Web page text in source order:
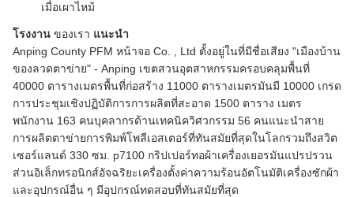
เมื่อเผาไหม้
โรงงาน ของเรา แนะนำ
Anping County PFM หน้าจอ Co. , Ltd ตั้งอยู่ในที่มีชื่อเสียง "เมืองบ้าน
ของลวดตาข่าย" - Anping เขตสวนอุตสาหกรรมครอบคลุมพื้นที่
40000 ตารางเมตรพื้นที่ก่อสร้าง 11000 ตารางเมตรมันมี 10000 เกรด
การประชุมเชิงปฏิบัติการการผลิตที่สะอาด 1500 ตาราง เมตร
พนักงาน 163 คนบุคลากรด้านเทคนิควิศวกรรม 56 คนแนะนำสาย
การผลิตตาข่ายการพิมพ์โพลีเอสเตอร์ที่ทันสมัยที่สุดในโลกรวมถึงสวิต
เซอร์แลนด์ 330 ซม. p7100 กริปเปอร์ทอผ้าเครื่องเยอรมันแปรปรวน
ส่วนอิเล็กทรอนิกส์อัจฉริยะเครื่องตั้งค่าความร้อนอัตโนมัติเครื่องซักผ้า
และอุปกรณ์อื่น ๆ มีอุปกรณ์ทดสอบที่ทันสมัยที่สุด